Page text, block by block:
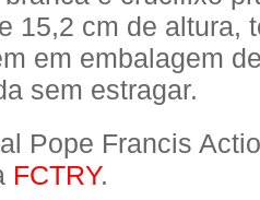
15,2 cm de altura,
em embalagem
sem estragar.
Pope Francis
FCTRY.